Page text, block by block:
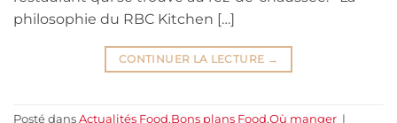
philosophie du RBC Kitchen […]
CONTINUER LA LECTURE →
Posté dans Actualités Food,Bons plans Food,Où manger |